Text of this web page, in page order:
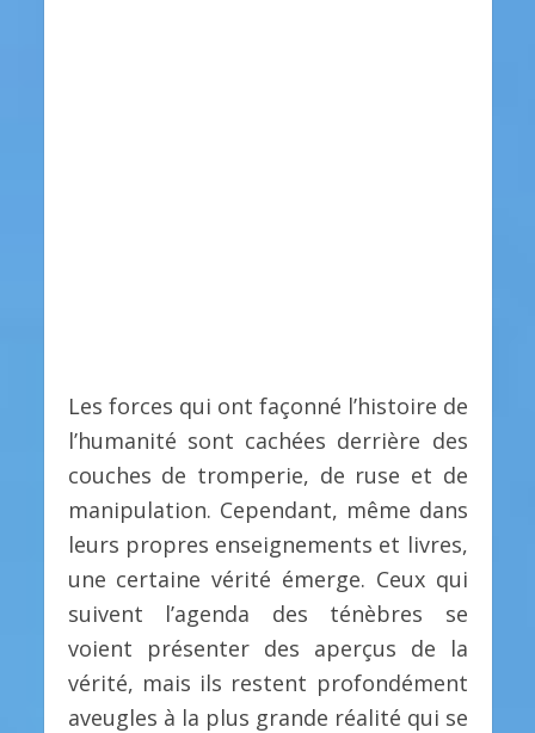
Les forces qui ont façonné l’histoire de
l’humanité sont cachées derrière des
couches de tromperie, de ruse et de
manipulation. Cependant, même dans
leurs propres enseignements et livres,
une certaine vérité émerge. Ceux qui
suivent l’agenda des ténèbres se
voient présenter des aperçus de la
vérité, mais ils restent profondément
aveugles à la plus grande réalité qui se